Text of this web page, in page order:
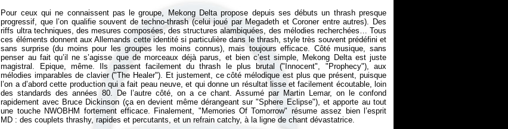
Pour ceux qui ne connaissent pas le groupe, Mekong Delta propose depuis ses débuts un thrash presque
progressif, que l’on qualifie souvent de techno-thrash (celui joué par Megadeth et Coroner entre autres). Des
riffs ultra techniques, des mesures composées, des structures alambiquées, des mélodies recherchées… Tous
ces éléments donnent aux Allemands cette identité si particulière dans le thrash, style très souvent prédéfini et
sans surprise (du moins pour les groupes les moins connus), mais toujours efficace. Côté musique, sans
penser au fait qu’il ne s’agisse que de morceaux déjà parus, et bien c’est simple, Mekong Delta est juste
magistral. Epique, même. Ils passent facilement du thrash le plus brutal ("Innocent", "Prophecy"), aux
mélodies imparables de clavier ("The Healer"). Et justement, ce côté mélodique est plus que présent, puisque
l’on a d’abord cette production qui a fait peau neuve, et qui donne un résultat lisse et facilement écoutable, loin
des standards des années 80. De l’autre côté, on a ce chant. Assumé par Martin Lemar, on le confond
rapidement avec Bruce Dickinson (ça en devient même dérangeant sur "Sphere Eclipse"), et apporte au tout
une touche NWOBHM fortement efficace. Finalement, "Memories Of Tomorrow" résume assez bien l’esprit
MD : des couplets thrashy, rapides et percutants, et un refrain catchy, à la ligne de chant dévastatrice.